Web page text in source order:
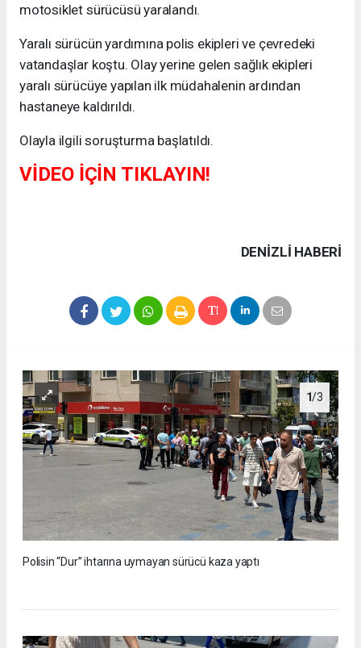
motosiklet sürücüsü yaralandı.
Yaralı sürücün yardımına polis ekipleri ve çevredeki
vatandaşlar koştu. Olay yerine gelen sağlık ekipleri
yaralı sürücüye yapılan ilk müdahalenin ardından
hastaneye kaldırıldı.
Olayla ilgili soruşturma başlatıldı.
VİDEO İÇİN TIKLAYIN!
DENIZLI HABERİ
1/3
Polisin “Dur” ihtarına uymayan sürücü kaza yaptı